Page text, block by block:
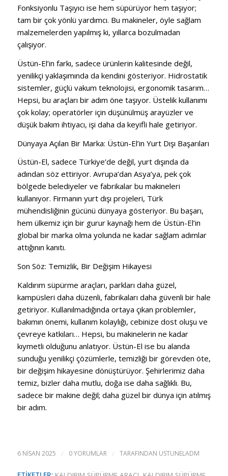
Fonksiyonlu Taşıyıcı ise hem süpürüyor hem taşıyor;
tam bir çok yönlü yardımcı. Bu makineler, öyle sağlam
malzemelerden yapılmış ki, yıllarca bozulmadan
çalışıyor.
Üstün-El’in farkı, sadece ürünlerin kalitesinde değil,
yenilikçi yaklaşımında da kendini gösteriyor. Hidrostatik
sistemler, güçlü vakum teknolojisi, ergonomik tasarım…
Hepsi, bu araçları bir adım öne taşıyor. Üstelik kullanımı
çok kolay; operatörler için düşünülmüş arayüzler ve
düşük bakım ihtiyacı, işi daha da keyifli hale getiriyor.
Dünyaya Açılan Bir Marka: Üstün-El’in Yurt Dışı Başarıları
Üstün-El, sadece Türkiye’de değil, yurt dışında da
adından söz ettiriyor. Avrupa’dan Asya’ya, pek çok
bölgede belediyeler ve fabrikalar bu makineleri
kullanıyor. Firmanın yurt dışı projeleri, Türk
mühendisliğinin gücünü dünyaya gösteriyor. Bu başarı,
hem ülkemiz için bir gurur kaynağı hem de Üstün-El’in
global bir marka olma yolunda ne kadar sağlam adımlar
attığının kanıtı.
Son Söz: Temizlik, Bir Değişim Hikayesi
Kaldırım süpürme araçları, parkları daha güzel,
kampüsleri daha düzenli, fabrikaları daha güvenli bir hale
getiriyor. Kullanılmadığında ortaya çıkan problemler,
bakımın önemi, kullanım kolaylığı, cebinize dost oluşu ve
çevreye katkıları… Hepsi, bu makinelerin ne kadar
kıymetli olduğunu anlatıyor. Üstün-El ise bu alanda
sunduğu yenilikçi çözümlerle, temizliği bir görevden öte,
bir değişim hikayesine dönüştürüyor. Şehirlerimiz daha
temiz, bizler daha mutlu, doğa ise daha sağlıklı. Bu,
sadece bir makine değil; daha güzel bir dünya için atılmış
bir adım.
6 NISAN 2025 / 0 YORUMLAR / TARAFINDAN USTUNELADM